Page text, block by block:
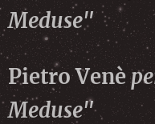
Meduse"
Pietro Venè
Meduse"